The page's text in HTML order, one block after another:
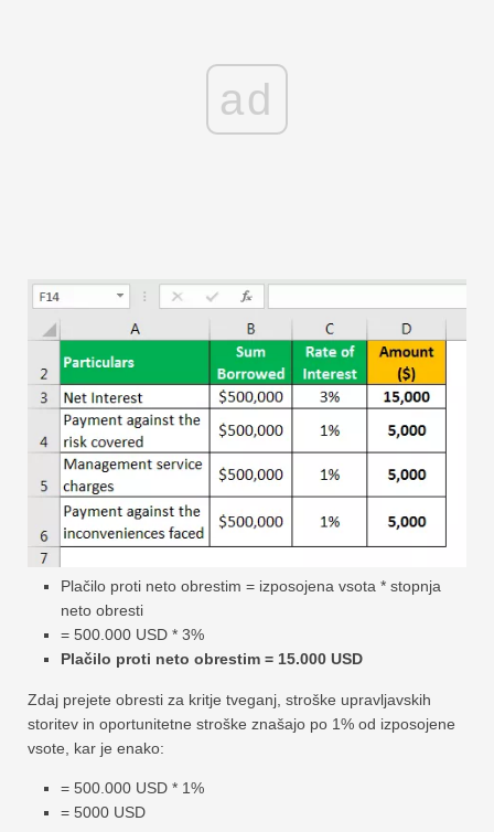
ad
Plačilo proti neto obrestim = izposojena vsota * stopnja
neto obresti
= 500.000 USD * 3%
Plačilo proti neto obrestim = 15.000 USD
Zdaj prejete obresti za kritje tveganj, stroške upravljavskih
storitev in oportunitetne stroške znašajo po 1% od izposojene
vsote, kar je enako:
= 500.000 USD * 1%
= 5000 USD